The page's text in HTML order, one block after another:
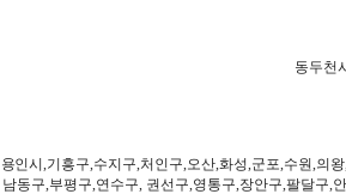
동두천
용인시,기흥구,수지구,처인구,오산,화성,군포,수원,의
남동구,부평구,연수구, 권선구,영통구,장안구,팔달구,